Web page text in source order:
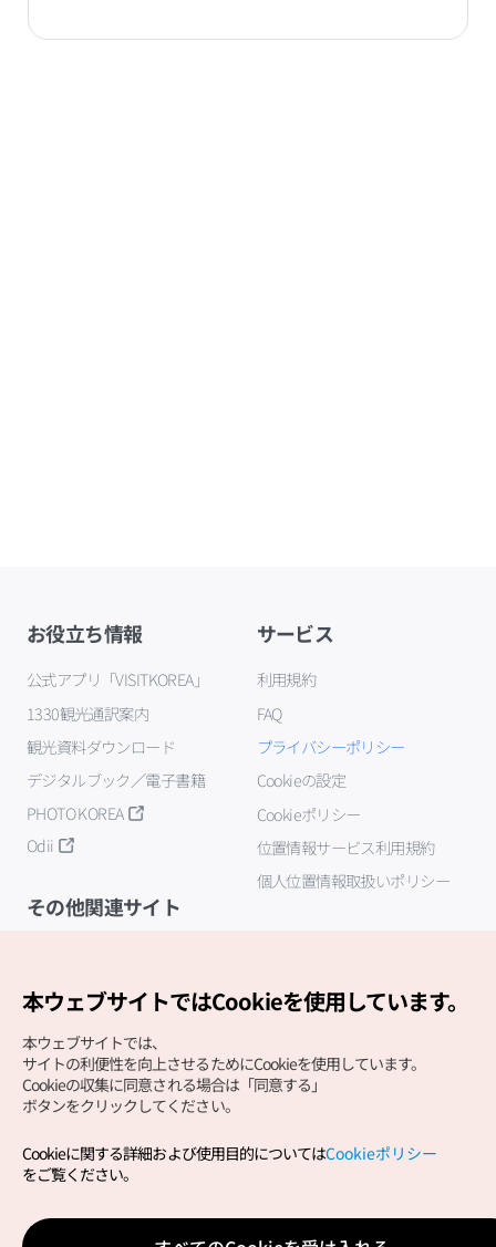
お役立ち情報
公式アプリ「VISITKOREA」
1330観光通訳案内
観光資料ダウンロード
デジタルブック／電子書籍
PHOTO KOREA
Odii
サービス
利用規約
FAQ
プライバシーポリシー
Cookieの設定
Cookieポリシー
位置情報サービス利用規約
個人位置情報取扱いポリシー
その他関連サイト
Copyright (c) Korea Tourism Organization All Rights
サイトエラー報告公式メール
japanese@knto.or.kr
本ウェブサイトではCookieを使用しています。
本ウェブサイトでは、
サイトの利便性を向上させるためにCookieを使用しています。
Cookieの収集に同意される場合は「同意する」
ボタンをクリックしてください。
Cookieに関する詳細および使用目的についてはCookieポリシー
をご覧ください。